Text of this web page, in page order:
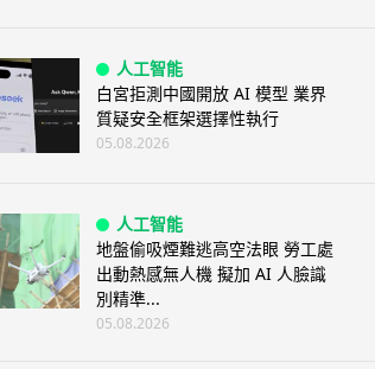
人工智能
白宮拒測中國開放 AI 模型 業界
質疑安全框架選擇性執行
05.08.2026
人工智能
地盤偷吸煙難逃高空法眼 勞工處
出動熱感無人機 擬加 AI 人臉識
別精準...
05.08.2026